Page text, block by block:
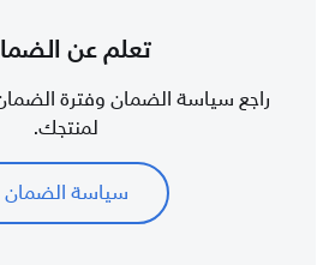
تعلم عن
راجع سياسة الضمان وفترة
لمنتجك.
سياسة الضمان